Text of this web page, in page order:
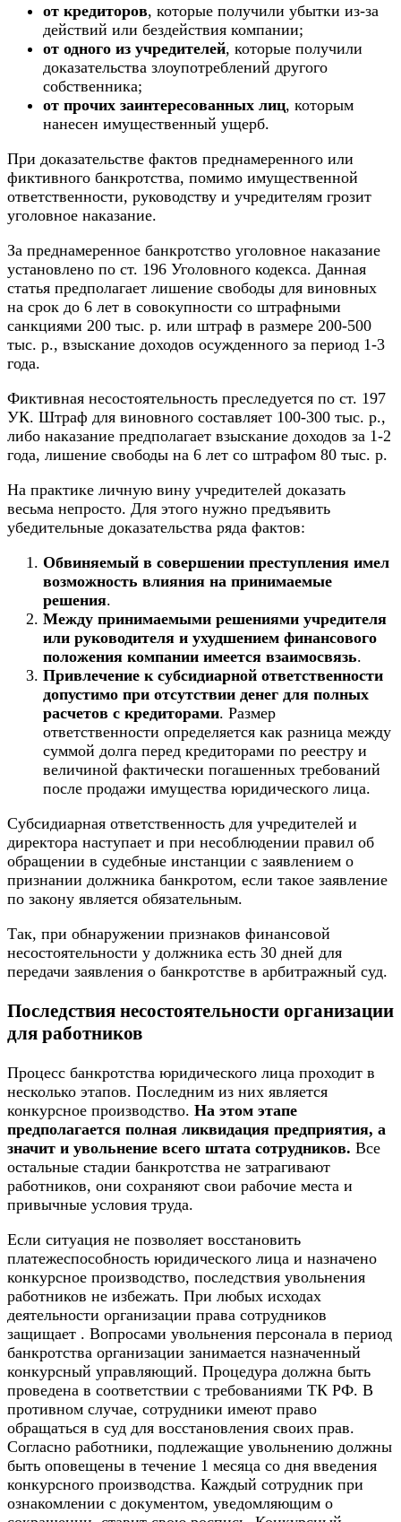
от кредиторов, которые получили убытки из-за
действий или бездействия компании;
от одного из учредителей, которые получили
доказательства злоупотреблений другого
собственника;
от прочих заинтересованных лиц, которым
нанесен имущественный ущерб.
При доказательстве фактов преднамеренного или
фиктивного банкротства, помимо имущественной
ответственности, руководству и учредителям грозит
уголовное наказание.
За преднамеренное банкротство уголовное наказание
установлено по ст. 196 Уголовного кодекса. Данная
статья предполагает лишение свободы для виновных
на срок до 6 лет в совокупности со штрафными
санкциями 200 тыс. р. или штраф в размере 200-500
тыс. р., взыскание доходов осужденного за период 1-3
года.
Фиктивная несостоятельность преследуется по ст. 197
УК. Штраф для виновного составляет 100-300 тыс. р.,
либо наказание предполагает взыскание доходов за 1-2
года, лишение свободы на 6 лет со штрафом 80 тыс. р.
На практике личную вину учредителей доказать
весьма непросто. Для этого нужно предъявить
убедительные доказательства ряда фактов:
Обвиняемый в совершении преступления имел
возможность влияния на принимаемые
решения.
Между принимаемыми решениями учредителя
или руководителя и ухудшением финансового
положения компании имеется взаимосвязь.
Привлечение к субсидиарной ответственности
допустимо при отсутствии денег для полных
расчетов с кредиторами. Размер
ответственности определяется как разница между
суммой долга перед кредиторами по реестру и
величиной фактически погашенных требований
после продажи имущества юридического лица.
Субсидиарная ответственность для учредителей и
директора наступает и при несоблюдении правил об
обращении в судебные инстанции с заявлением о
признании должника банкротом, если такое заявление
по закону является обязательным.
Так, при обнаружении признаков финансовой
несостоятельности у должника есть 30 дней для
передачи заявления о банкротстве в арбитражный суд.
Последствия несостоятельности организации
для работников
Процесс банкротства юридического лица проходит в
несколько этапов. Последним из них является
конкурсное производство. На этом этапе
предполагается полная ликвидация предприятия, а
значит и увольнение всего штата сотрудников. Все
остальные стадии банкротства не затрагивают
работников, они сохраняют свои рабочие места и
привычные условия труда.
Если ситуация не позволяет восстановить
платежеспособность юридического лица и назначено
конкурсное производство, последствия увольнения
работников не избежать. При любых исходах
деятельности организации права сотрудников
защищает . Вопросами увольнения персонала в период
банкротства организации занимается назначенный
конкурсный управляющий. Процедура должна быть
проведена в соответствии с требованиями ТК РФ. В
противном случае, сотрудники имеют право
обращаться в суд для восстановления своих прав.
Согласно работники, подлежащие увольнению должны
быть оповещены в течение 1 месяца со дня введения
конкурсного производства. Каждый сотрудник при
ознакомлении с документом, уведомляющим о